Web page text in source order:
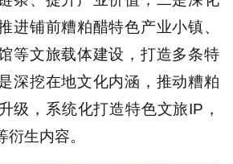
进铺前糟粕醋特色产业小镇、
等文旅载体建设，打造多条特
深挖在地文化内涵，推动糟粕
级，系统化打造特色文旅IP，
生内容。